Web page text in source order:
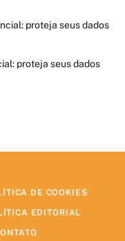
proteja seus dados
proteja seus dados
DE COOKIES
EDITORIAL